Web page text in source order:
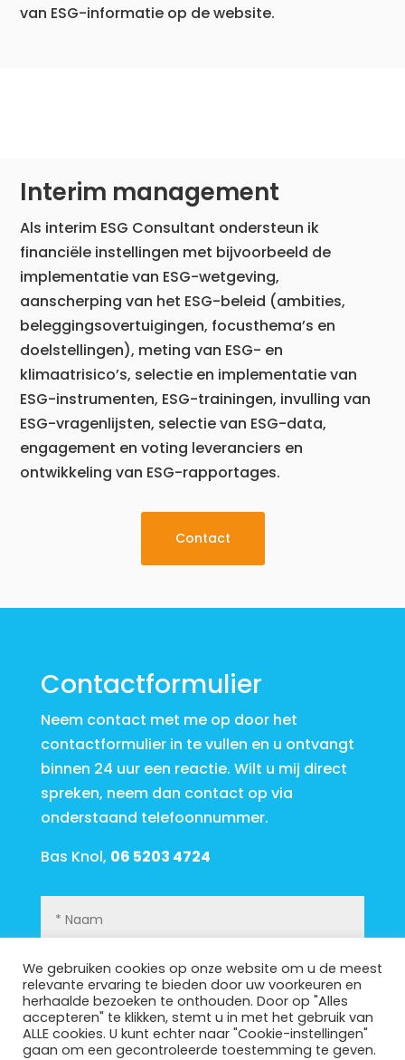
van ESG-informatie op de website.
Interim management
Als interim ESG Consultant ondersteun ik
financiële instellingen met bijvoorbeeld de
implementatie van ESG-wetgeving,
aanscherping van het ESG-beleid (ambities,
beleggingsovertuigingen, focusthema’s en
doelstellingen), meting van ESG- en
klimaatrisico’s, selectie en implementatie van
ESG-instrumenten, ESG-trainingen, invulling van
ESG-vragenlijsten, selectie van ESG-data,
engagement en voting leveranciers en
ontwikkeling van ESG-rapportages​.
Contact
Contactformulier
Neem contact met me op door het
contactformulier in te vullen en u ontvangt
binnen 24 uur een reactie. Wilt u mij direct
spreken, neem dan contact op via
onderstaand telefoonnummer.
Bas Knol, 06 5203 4724
We gebruiken cookies op onze website om u de meest
relevante ervaring te bieden door uw voorkeuren en
herhaalde bezoeken te onthouden. Door op "Alles
accepteren" te klikken, stemt u in met het gebruik van
ALLE cookies. U kunt echter naar "Cookie-instellingen"
gaan om een gecontroleerde toestemming te geven.